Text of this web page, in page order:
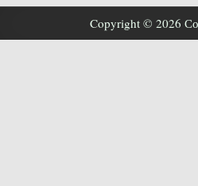
Copyright © 2026